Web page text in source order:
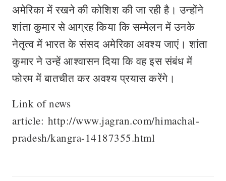
अमेरिका में रखने की कोशिश की जा रही है। उन्होंने
शांता कुमार से आग्रह किया कि सम्मेलन में उनके
नेतृत्व में भारत के संसद अमेरिका अवश्य जाएं। शांता
कुमार ने उन्हें आश्वासन दिया कि वह इस संबंध में
फोरम में बातचीत कर अवश्य प्रयास करेंगे।
Link of news
article: http://www.jagran.com/himachal-
pradesh/kangra-14187355.html